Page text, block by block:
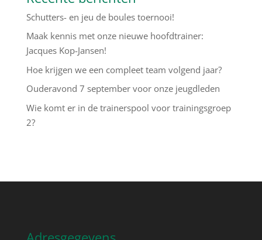
Schutters- en jeu de boules toernooi!
Maak kennis met onze nieuwe hoofdtrainer:
Jacques Kop-Jansen!
Hoe krijgen we een compleet team volgend jaar?
Ouderavond 7 september voor onze jeugdleden
Wie komt er in de trainerspool voor trainingsgroep
2?